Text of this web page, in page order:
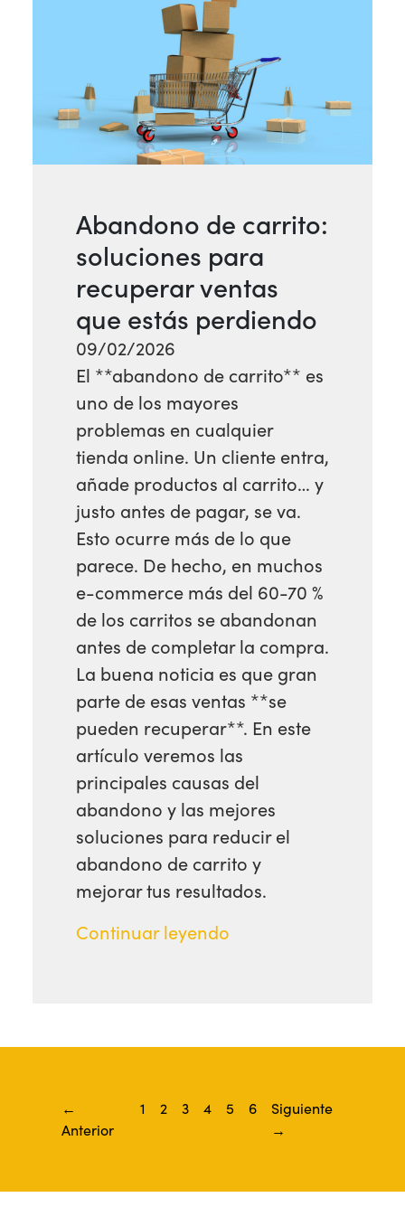
Abandono de carrito:
soluciones para
recuperar ventas
que estás perdiendo
09/02/2026
El **abandono de carrito** es
uno de los mayores
problemas en cualquier
tienda online. Un cliente entra,
añade productos al carrito… y
justo antes de pagar, se va.
Esto ocurre más de lo que
parece. De hecho, en muchos
e-commerce más del 60-70 %
de los carritos se abandonan
antes de completar la compra.
La buena noticia es que gran
parte de esas ventas **se
pueden recuperar**. En este
artículo veremos las
principales causas del
abandono y las mejores
soluciones para reducir el
abandono de carrito y
mejorar tus resultados.
Continuar leyendo
←
Anterior
1 2 3 4 5 6
Siguiente
→